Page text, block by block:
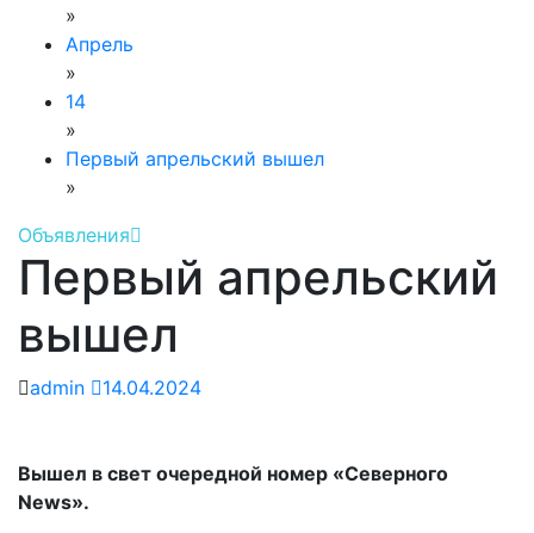
»
Апрель
»
14
»
Первый апрельский вышел
»
Объявления
Первый апрельский
вышел
admin 14.04.2024
Вышел в свет очередной номер «Северного
News».